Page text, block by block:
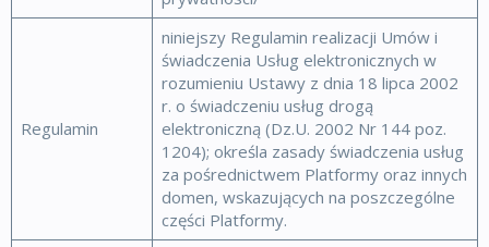
Regulamin
niniejszy Regulamin realizacji Umów i
świadczenia Usług elektronicznych w
rozumieniu Ustawy z dnia 18 lipca 2002
r. o świadczeniu usług drogą
elektroniczną (Dz.U. 2002 Nr 144 poz.
1204); określa zasady świadczenia usług
za pośrednictwem Platformy oraz innych
domen, wskazujących na poszczególne
części Platformy.